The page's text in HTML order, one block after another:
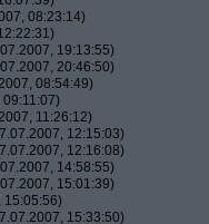
08:23:14)
19:13:55)
20:46:50)
08:54:49)
11:26:12)
12:15:03)
12:16:08)
14:58:55)
15:01:39)
15:05:56)
15:33:50)